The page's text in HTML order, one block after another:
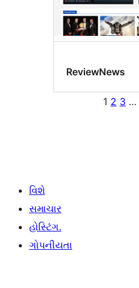
ReviewNews
1 2 3 …
વિશે
સમાચાર
હોસ્ટિંગ.
ગોપનીયતા